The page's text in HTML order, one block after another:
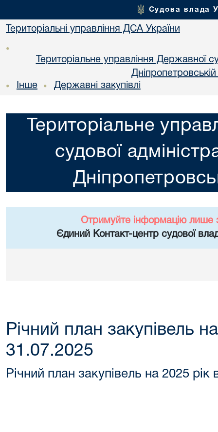
Судова влада
Територіальні управління ДСА України
•
Територіальне управління Державної
• Інше • Державні закупівлі
Територіальне
судової
Отримуйте інформацію лише
Єдиний Контакт-центр судової
Річний план закупівель
31.07.2025
Річний план закупівель на 2025 рік